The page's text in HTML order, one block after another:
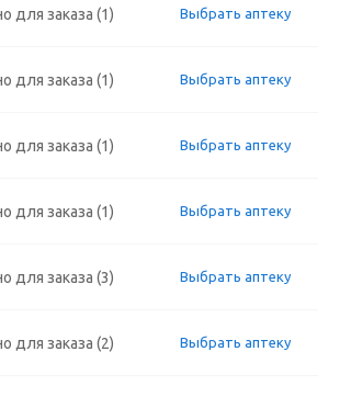
для заказа (1) Выбрать аптеку
для заказа (1) Выбрать аптеку
для заказа (1) Выбрать аптеку
для заказа (1) Выбрать аптеку
для заказа (3) Выбрать аптеку
для заказа (2) Выбрать аптеку